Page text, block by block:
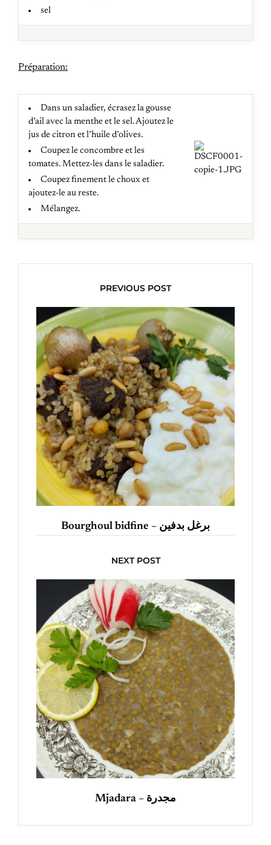
sel
Préparation:
Dans un saladier, écrasez la gousse
d’ail avec la menthe et le sel. Ajoutez le
jus de citron et l’huile d’olives.
Coupez le concombre et les
tomates. Mettez-les dans le saladier.
Coupez finement le choux et
ajoutez-le au reste.
Mélangez.
PREVIOUS POST
Bourghoul bidfine – برغل بدفين
NEXT POST
Mjadara – مجدرة